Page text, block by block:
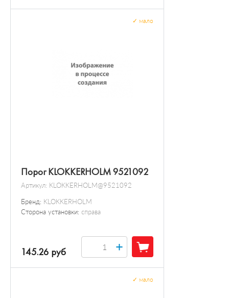
Порог KLOKKERHOLM 9521092
Артикул: KLOKKERHOLM@9521092
Бренд: KLOKKERHOLM
Сторона установки: справа
мало
145.26 руб +
мало